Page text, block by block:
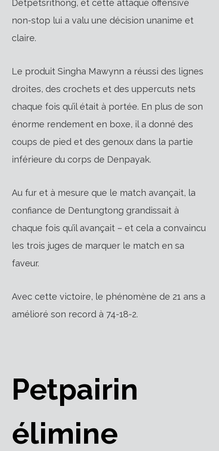
Detpetsrithong, et cette attaque offensive
non-stop lui a valu une décision unanime et
claire.
Le produit Singha Mawynn a réussi des lignes
droites, des crochets et des uppercuts nets
chaque fois qu’il était à portée. En plus de son
énorme rendement en boxe, il a donné des
coups de pied et des genoux dans la partie
inférieure du corps de Denpayak.
Au fur et à mesure que le match avançait, la
confiance de Dentungtong grandissait à
chaque fois qu’il avançait – et cela a convaincu
les trois juges de marquer le match en sa
faveur.
Avec cette victoire, le phénomène de 21 ans a
amélioré son record à 74-18-2.
Petpairin
élimine